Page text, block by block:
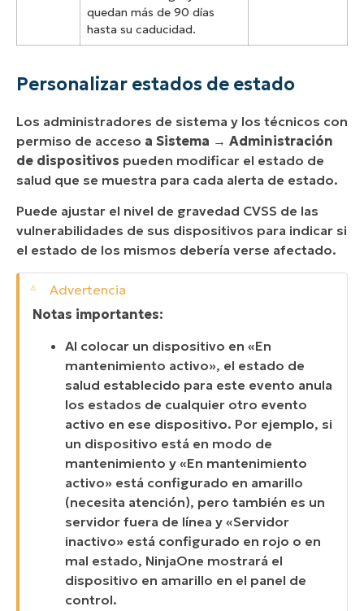
quedan más de 90 días
hasta su caducidad.
Personalizar estados de estado
Los administradores de sistema y los técnicos con
permiso de acceso a Sistema → Administración
de dispositivos pueden modificar el estado de
salud que se muestra para cada alerta de estado.
Puede ajustar el nivel de gravedad CVSS de las
vulnerabilidades de sus dispositivos para indicar si
el estado de los mismos debería verse afectado.
Notas importantes:
Al colocar un dispositivo en «En
mantenimiento activo», el estado de
salud establecido para este evento anula
los estados de cualquier otro evento
activo en ese dispositivo. Por ejemplo, si
un dispositivo está en modo de
mantenimiento y «En mantenimiento
activo» está configurado en amarillo
(necesita atención), pero también es un
servidor fuera de línea y «Servidor
inactivo» está configurado en rojo o en
mal estado, NinjaOne mostrará el
dispositivo en amarillo en el panel de
control.